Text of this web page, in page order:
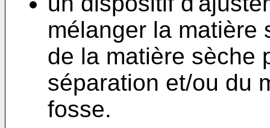
mélanger la matière
de la matière sèche
séparation et/ou du
fosse.